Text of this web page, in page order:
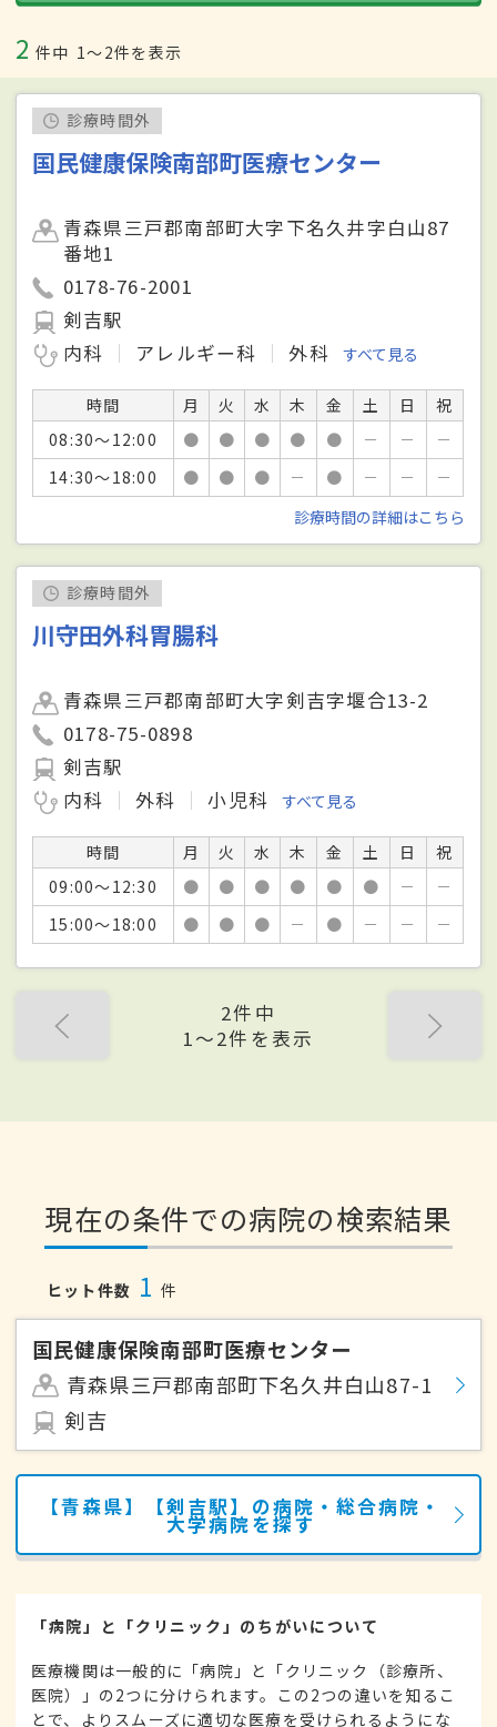
2 件中 1〜2件を表示
診療時間外
国民健康保険南部町医療センター
青森県三戸郡南部町大字下名久井字白山87
番地1
0178-76-2001
剣吉駅
内科
アレルギー科 外科 すべて見る
時間 月 火 水 木 金 土 日
祝
08:30～12:00
● ● ● ● ● － －
－
14:30～18:00
● ● ● － ● － －
－
診療時間の詳細はこちら
診療時間外
川守田外科胃腸科
青森県三戸郡南部町大字剣吉字堰合13-2
0178-75-0898
剣吉駅
内科
外科 小児科 すべて見る
時間 月 火 水 木 金 土 日
祝
09:00～12:30
● ● ● ● ● ● －
－
15:00～18:00
● ● ● － ● － － －
2件中
1〜2件を表示
現在の条件での病院の検索結果
ヒット件数 1 件
国民健康保険南部町医療センター
青森県三戸郡南部町下名久井白山87-1
剣吉
【青森県】【剣吉駅】の病院・総合病院・
大学病院を探す
「病院」と「クリニック」のちがいについて
医療機関は一般的に「病院」と「クリニック（診療所、
医院）」の2つに分けられます。この2つの違いを知るこ
とで、よりスムーズに適切な医療を受けられるようにな